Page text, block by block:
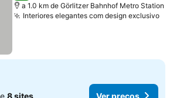
a 1.0 km de Görlitzer Bahnhof Metro Station
Interiores elegantes com design exclusivo
8 sites Ver preços